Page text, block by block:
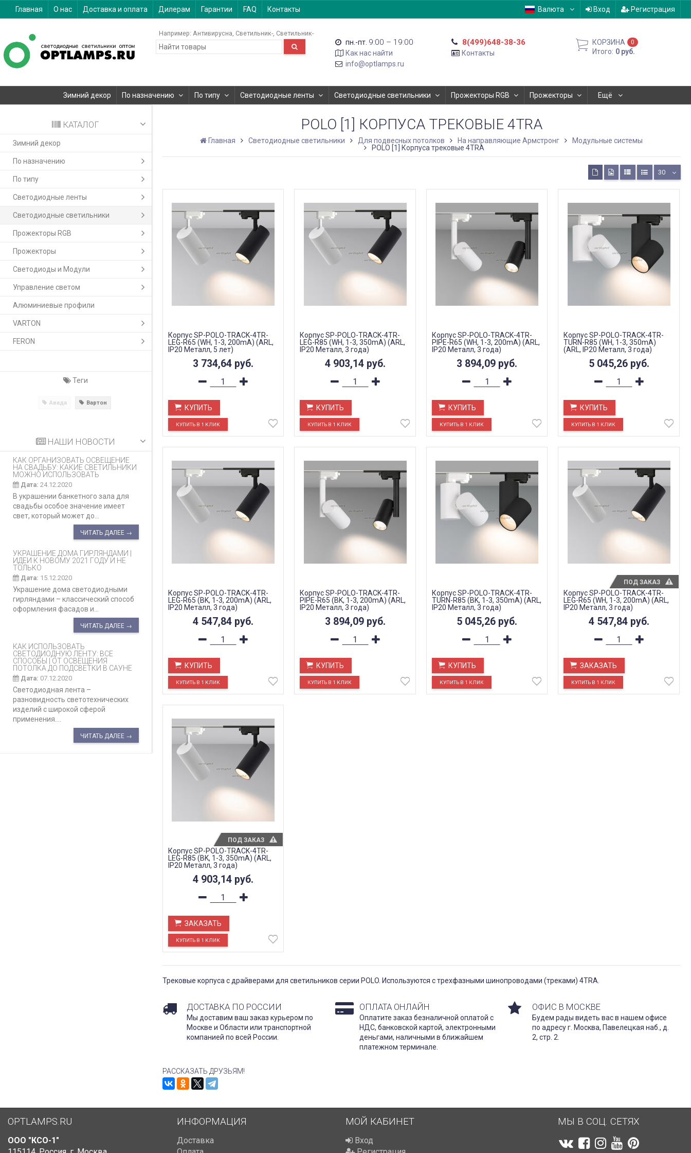
Главная О нас Доставка и оплата Дилерам Гарантии FAQ Контакты Валюта Вход Регистрация
Например: Антивирусна Светильник- Светильник-
пн.-пт. 9:00 – 19:00
Как нас найти
info@optlamps.ru
8(499)648-38-36
Контакты
КОРЗИНА 0
Итого: 0 руб.
Зимний декор По назначению По типу Светодиодные ленты Светодиодные светильники Прожекторы RGB Прожекторы Ещё
КАТАЛОГ
Зимний декор
По назначению
По типу
Светодиодные ленты
Светодиодные светильники
Прожекторы RGB
Прожекторы
Светодиоды и Модули
Управление светом
Алюминиевые профили
VARTON
FERON
Теги
Авада Вартон
НАШИ НОВОСТИ
КАК ОРГАНИЗОВАТЬ ОСВЕЩЕНИЕ
НА СВАДЬБУ: КАКИЕ СВЕТИЛЬНИКИ
МОЖНО ИСПОЛЬЗОВАТЬ
Дата: 24.12.2020
В украшении банкетного зала для
свадьбы особое значение имеет
свет, который может до...
ЧИТАТЬ ДАЛЕЕ →
УКРАШЕНИЕ ДОМА ГИРЛЯНДАМИ |
ИДЕИ К НОВОМУ 2021 ГОДУ И НЕ
ТОЛЬКО
Дата: 15.12.2020
Украшение дома светодиодными
гирляндами – классический способ
оформления фасадов и...
ЧИТАТЬ ДАЛЕЕ →
КАК ИСПОЛЬЗОВАТЬ
СВЕТОДИОДНУЮ ЛЕНТУ: ВСЕ
СПОСОБЫ | ОТ ОСВЕЩЕНИЯ
ПОТОЛКА ДО ПОДСВЕТКИ В САУНЕ
Дата: 07.12.2020
Светодиодная лента –
разновидность светотехнических
изделий с широкой сферой
применения....
ЧИТАТЬ ДАЛЕЕ →
POLO [1] КОРПУСА ТРЕКОВЫЕ 4TRA
Главная Светодиодные светильники Для подвесных потолков На направляющие Армстронг
Модульные системы
POLO [1] Корпуса трековые 4TRA
30
Корпус SP-POLO-TRACK-4TR-
LEG-R65 (WH, 1-3, 200mA) (ARL,
IP20 Металл, 5 лет)
3 734,64 руб.
КУПИТЬ
Корпус SP-POLO-TRACK-4TR-
LEG-R85 (WH, 1-3, 350mA) (ARL,
IP20 Металл, 3 года)
4 903,14 руб.
КУПИТЬ
Корпус SP-POLO-TRACK-4TR-
PIPE-R65 (WH, 1-3, 200mA) (ARL,
IP20 Металл, 3 года)
3 894,09 руб.
КУПИТЬ
Корпус SP-POLO-TRACK-4TR-
TURN-R85 (WH, 1-3, 350mA)
(ARL, IP20 Металл, 3 года)
5 045,26 руб.
КУПИТЬ
Корпус SP-POLO-TRACK-4TR-
LEG-R65 (BK, 1-3, 200mA) (ARL,
IP20 Металл, 3 года)
4 547,84 руб.
КУПИТЬ
Корпус SP-POLO-TRACK-4TR-
PIPE-R65 (BK, 1-3, 200mA) (ARL,
IP20 Металл, 3 года)
3 894,09 руб.
КУПИТЬ
Корпус SP-POLO-TRACK-4TR-
TURN-R85 (BK, 1-3, 350mA) (ARL,
IP20 Металл, 3 года)
5 045,26 руб.
КУПИТЬ
Корпус SP-POLO-TRACK-4TR-
LEG-R65 (WH, 1-3, 200mA) (ARL,
IP20 Металл, 3 года)
4 547,84 руб.
ЗАКАЗАТЬ
ПОД ЗАКАЗ
Корпус SP-POLO-TRACK-4TR-
LEG-R85 (BK, 1-3, 350mA) (ARL,
IP20 Металл, 3 года)
4 903,14 руб.
ЗАКАЗАТЬ
ПОД ЗАКАЗ
Трековые корпуса с драйверами для светильников серии POLO. Используются с трехфазными шинопроводами (треками) 4TRA.
ДОСТАВКА ПО РОССИИ
Мы доставим ваш заказ курьером по
Москве и Области или транспортной
компанией по всей России.
ОПЛАТА ОНЛАЙН
Оплатите заказ безналичной оплатой с
НДС, банковской картой, электронными
деньгами, наличными в ближайшем
платежном терминале.
ОФИС В МОСКВЕ
Будем рады видеть вас в нашем офисе
по адресу г. Москва, Павелецкая наб., д.
2, стр. 2.
РАССКАЗАТЬ ДРУЗЬЯМ!
OPTLAMPS.RU
ООО "КСО-1"
ИНФОРМАЦИЯ
Доставка
МОЙ КАБИНЕТ
Вход
МЫ В СОЦ. СЕТЯХ